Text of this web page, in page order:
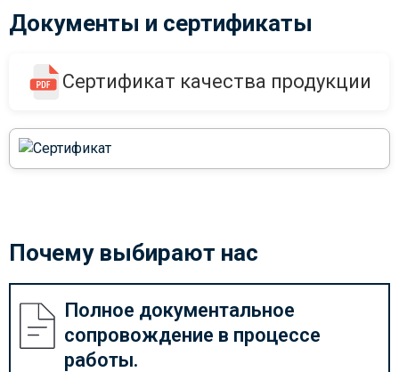
Документы и сертификаты
Сертификат качества продукции
Почему выбирают нас
Полное документальное
сопровождение в процессе
работы.